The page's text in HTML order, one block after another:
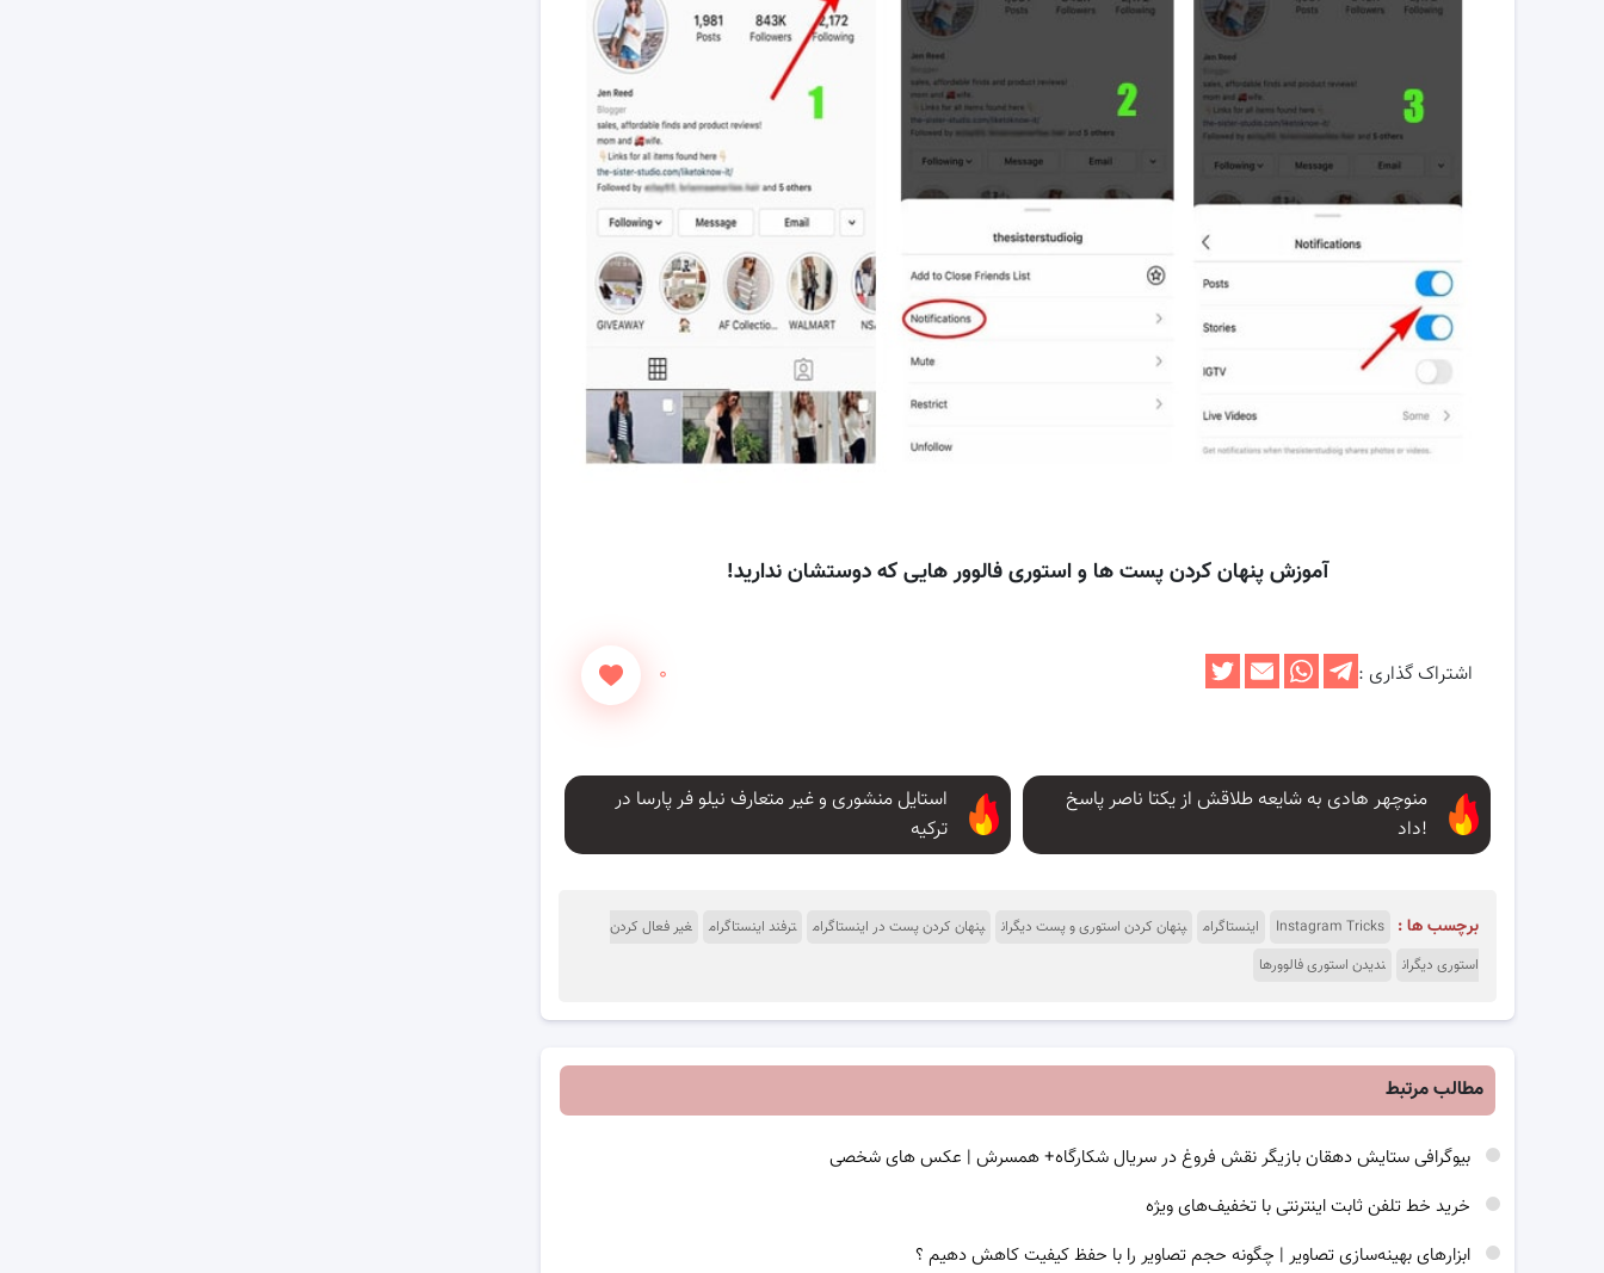
آموزش پنهان کردن پست ها و استوری فالوور هایی که دوستشان ندارید!
۰ اشتراک گذاری :
استایل منشوری و غیر متعارف نیلو فر پارسا در
ترکیه
منوچهر هادی به شایعه طلاقش از یکتا ناصر پاسخ
داد!
برچسب ها : Instagram Tricks اینستاگرام پنهان کردن استوری و پست دیگران پنهان کردن پست در اینستاگرام ترفند اینستاگرام
غیر فعال کردن
استوری دیگران
ندیدن استوری فالوورها
مطالب مرتبط
بیوگرافی ستایش دهقان بازیگر نقش فروغ در سریال شکارگاه+ همسرش | عکس های شخصی
خرید خط تلفن ثابت اینترنتی با تخفیف‌های ویژه
ابزارهای بهینه‌سازی تصاویر | چگونه حجم تصاویر را با حفظ کیفیت کاهش دهیم ؟